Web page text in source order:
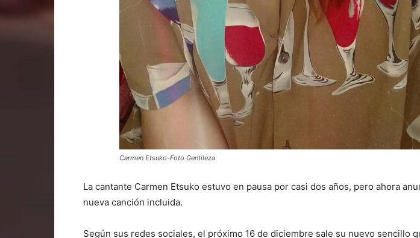
Carmen Etsuko-Foto Gentileza
La cantante Carmen Etsuko estuvo en pausa por casi dos años, pero ahora
nueva canción incluida.
Según sus redes sociales, el próximo 16 de diciembre sale su nuevo sencillo